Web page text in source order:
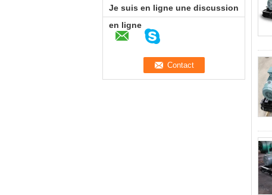
Je suis en ligne une discussion
en ligne